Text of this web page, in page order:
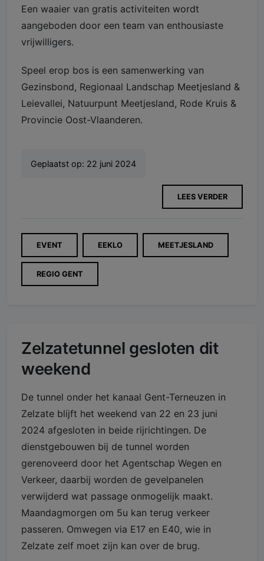
Een waaier van gratis activiteiten wordt
aangeboden door een team van enthousiaste
vrijwilligers.
Speel erop bos is een samenwerking van
Gezinsbond, Regionaal Landschap Meetjesland &
Leievallei, Natuurpunt Meetjesland, Rode Kruis &
Provincie Oost-Vlaanderen.
Geplaatst op: 22 juni 2024
LEES VERDER
EVENT EEKLO MEETJESLAND
REGIO GENT
Zelzatetunnel gesloten dit
weekend
De tunnel onder het kanaal Gent-Terneuzen in
Zelzate blijft het weekend van 22 en 23 juni
2024 afgesloten in beide rijrichtingen. De
dienstgebouwen bij de tunnel worden
gerenoveerd door het Agentschap Wegen en
Verkeer, daarbij worden de gevelpanelen
verwijderd wat passage onmogelijk maakt.
Maandagmorgen om 5u kan terug verkeer
passeren. Omwegen via E17 en E40, wie in
Zelzate zelf moet zijn kan over de brug.